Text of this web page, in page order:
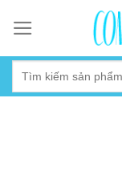
content